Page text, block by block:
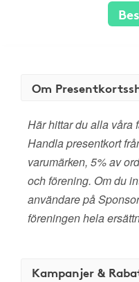
Om
Här hittar du alla våra
Handla presentkort
varumärken, 5% av
och förening. Om du
användare på
föreningen hela
Kampanjer &